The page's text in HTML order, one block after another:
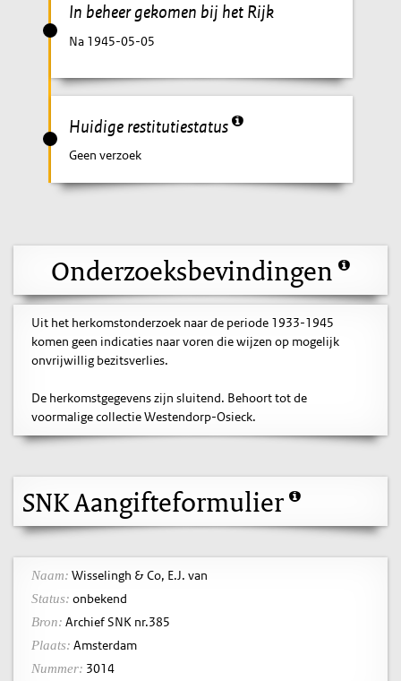
In beheer gekomen bij het Rijk
Na 1945-05-05
Huidige restitutiestatus
Geen verzoek
Onderzoeksbevindingen
Uit het herkomstonderzoek naar de periode 1933-1945
komen geen indicaties naar voren die wijzen op mogelijk
onvrijwillig bezitsverlies.
De herkomstgegevens zijn sluitend. Behoort tot de
voormalige collectie Westendorp-Osieck.
SNK Aangifteformulier
Naam: Wisselingh & Co, E.J. van
Status: onbekend
Bron: Archief SNK nr.385
Plaats: Amsterdam
Nummer: 3014